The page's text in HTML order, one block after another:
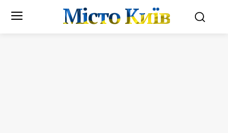
Місто Київ